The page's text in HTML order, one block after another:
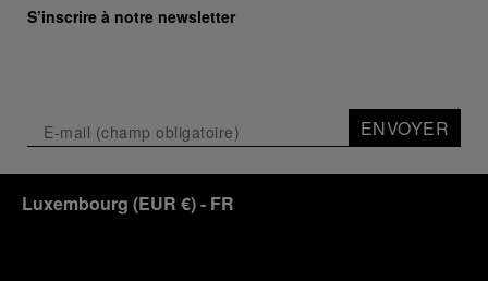
S’inscrire à notre newsletter
ENVOYER
Luxembourg (EUR €)- FR